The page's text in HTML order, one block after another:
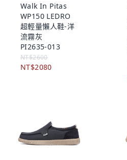
Walk In Pitas
WP150 LEDRO
超輕量懶人鞋-洋
流霧灰
PI2635-013
NT$2600
NT$2080